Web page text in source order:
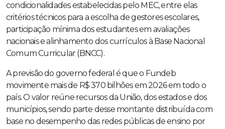
condicionalidades estabelecidas pelo MEC, entre elas
critérios técnicos para a escolha de gestores escolares,
participação mínima dos estudantes em avaliações
nacionais e alinhamento dos currículos à Base Nacional
Comum Curricular (BNCC).
A previsão do governo federal é que o Fundeb
movimente mais de R$ 370 bilhões em 2026 em todo o
país. O valor reúne recursos da União, dos estados e dos
municípios, sendo parte desse montante distribuída com
base no desempenho das redes públicas de ensino por